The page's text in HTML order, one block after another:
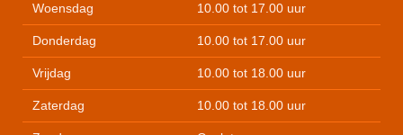
Woensdag 10.00 tot 17.00 uur
Donderdag 10.00 tot 17.00 uur
Vrijdag 10.00 tot 18.00 uur
Zaterdag 10.00 tot 18.00 uur